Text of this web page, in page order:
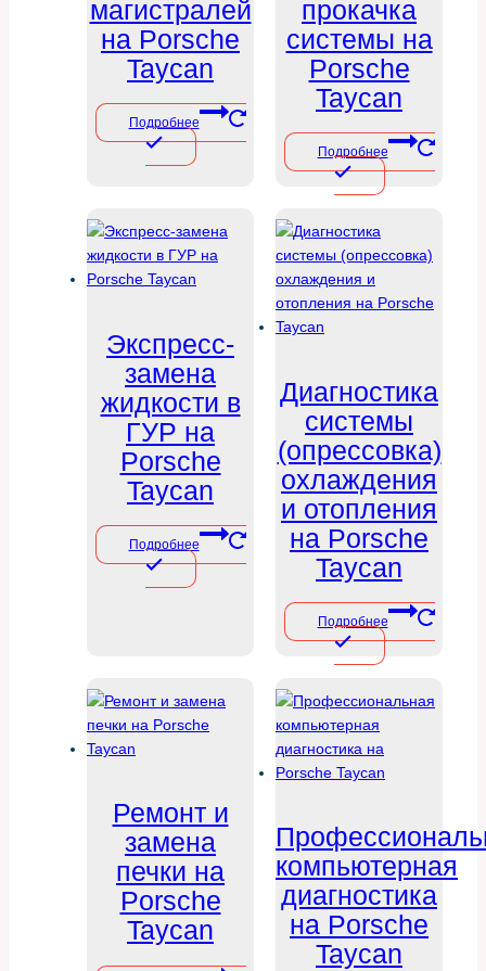
магистралей
на Porsche
Taycan
Подробнее
прокачка
системы на
Porsche
Taycan
Подробнее
Экспресс-
замена
жидкости в
ГУР на
Porsche
Taycan
Подробнее
Диагностика
системы
(опрессовка)
охлаждения
и отопления
на Porsche
Taycan
Подробнее
Ремонт и
замена
печки на
Porsche
Taycan
компьютерная
диагностика
на Porsche
Taycan